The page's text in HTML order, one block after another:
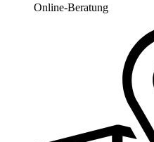
Online-Beratung